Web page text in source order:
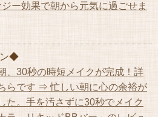
ー効果で朝から元気に過ごせま
ン◆
、30秒の時短メイクが完成！詳
らです ⇒ 忙しい朝に心の余裕が
た。手を汚さずに30秒でメイク